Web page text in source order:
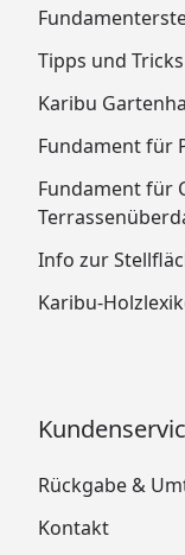
Tipps und Tricks
Karibu
Fundament für
Fundament für
Info zur
Karibu-
Rückgabe &
Kontakt